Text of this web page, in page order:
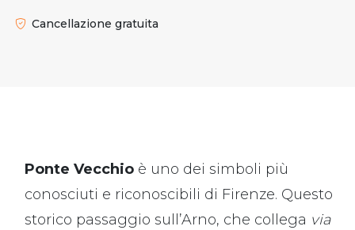
Cancellazione gratuita
Ponte Vecchio è uno dei simboli più
conosciuti e riconoscibili di Firenze. Questo
storico passaggio sull’Arno, che collega via